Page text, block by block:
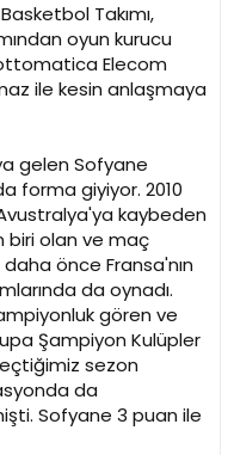
Takımı,
oyun kurucu
Elecom
ile kesin anlaşmaya
gelen Sofyane
forma giyiyor. 2010
kaybeden
biri olan ve maç
önce Fransa'nın
da oynadı.
gören ve
Şampiyon Kulüpler
sezon
da
Sofyane 3 puan ile